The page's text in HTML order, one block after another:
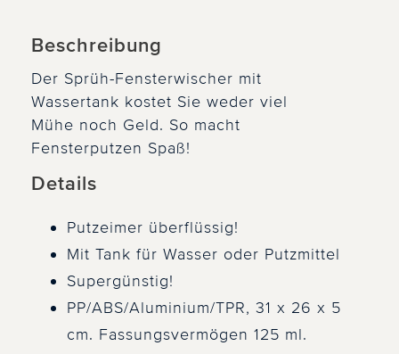
Beschreibung
Der Sprüh-Fensterwischer mit
Wassertank kostet Sie weder viel
Mühe noch Geld. So macht
Fensterputzen Spaß!
Details
Putzeimer überflüssig!
Mit Tank für Wasser oder Putzmittel
Supergünstig!
PP/ABS/Aluminium/TPR, 31 x 26 x 5
cm. Fassungsvermögen 125 ml.